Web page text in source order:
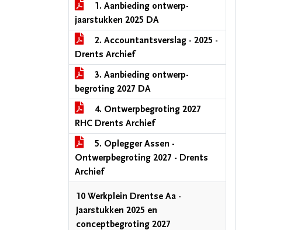
1. Aanbieding ontwerp-
jaarstukken 2025 DA
2. Accountantsverslag - 2025 -
Drents Archief
3. Aanbieding ontwerp-
begroting 2027 DA
4. Ontwerpbegroting 2027
RHC Drents Archief
5. Oplegger Assen -
Ontwerpbegroting 2027 - Drents
Archief
10 Werkplein Drentse Aa -
Jaarstukken 2025 en
conceptbegroting 2027